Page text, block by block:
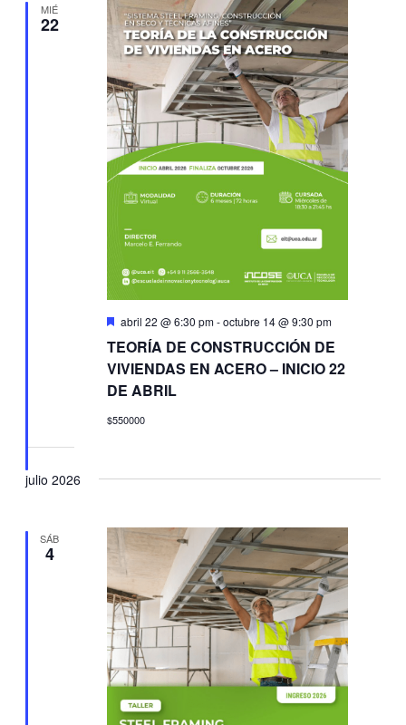
MIÉ
22
Destacado
abril 22 @ 6:30 pm-octubre 14 @ 9:30 pm
TEORÍA DE CONSTRUCCIÓN DE
VIVIENDAS EN ACERO – INICIO 22
DE ABRIL
$550000
julio 2026
SÁB
4